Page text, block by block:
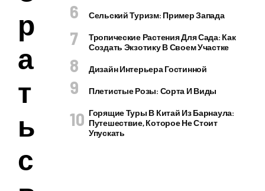
р
а
т
ь
с
Сельский Туризм: Пример Запада
Тропические Растения Для Сада: Как
Создать Экзотику В Своем Участке
Дизайн Интерьера Гостинной
Плетистые Розы: Сорта И Виды
Горящие Туры В Китай Из Барнаула:
Путешествие, Которое Не Стоит
Упускать